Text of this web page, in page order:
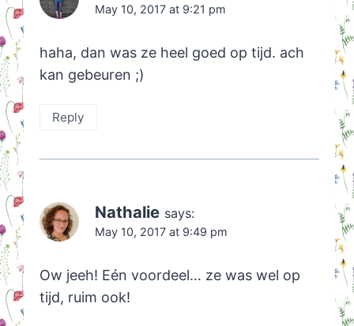
May 10, 2017 at 9:21 pm
haha, dan was ze heel goed op tijd. ach
kan gebeuren ;)
Reply
Nathalie says:
May 10, 2017 at 9:49 pm
Ow jeeh! Eén voordeel… ze was wel op
tijd, ruim ook!